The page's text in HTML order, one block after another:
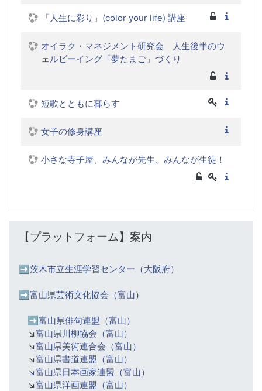
「人生に彩り」(color your life) 講座
オイラク・マネジメント研究会 人生後半のウ
ェルビーイング「夢たまご」づくり
短歌とともに暮らす
女子の修身講座
小さな寺子屋、みんなが先生、みんなが生徒！
【プラットフォーム】案内
➡️ 茨木市立生涯学習センター（大阪府）
➡️富山県芸術文化協会（富山）
➡️ 富山県俳句連盟（富山）
↘️富山県川柳協会（富山）
↘️富山県美術連合会（富山）
↘️富山県書道連盟（富山）
↘️富山県日本画家連盟（富山）
↘️富山県洋画連盟（富山）